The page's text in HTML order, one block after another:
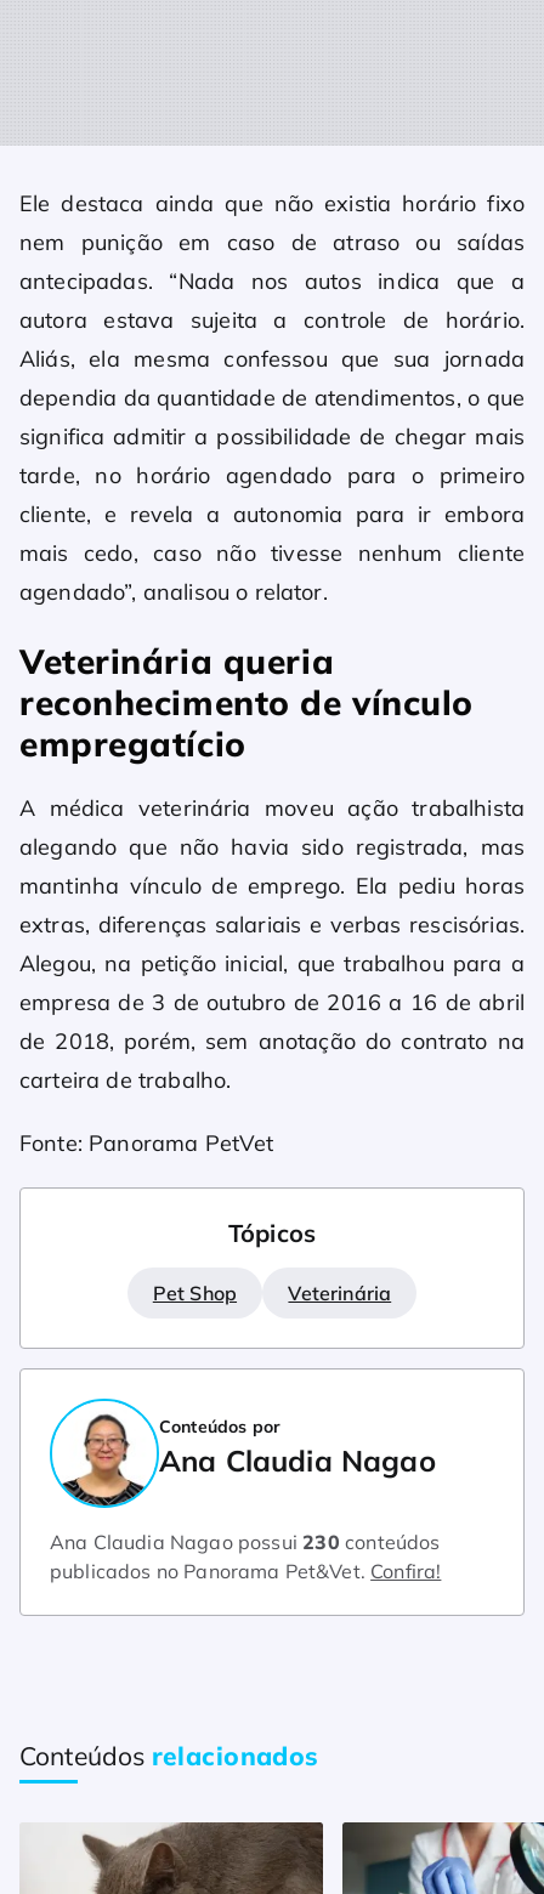
Ele destaca ainda que não existia horário fixo
nem punição em caso de atraso ou saídas
antecipadas. “Nada nos autos indica que a
autora estava sujeita a controle de horário.
Aliás, ela mesma confessou que sua jornada
dependia da quantidade de atendimentos, o que
significa admitir a possibilidade de chegar mais
tarde, no horário agendado para o primeiro
cliente, e revela a autonomia para ir embora
mais cedo, caso não tivesse nenhum cliente
agendado”, analisou o relator.
Veterinária queria
reconhecimento de vínculo
empregatício
A médica veterinária moveu ação trabalhista
alegando que não havia sido registrada, mas
mantinha vínculo de emprego. Ela pediu horas
extras, diferenças salariais e verbas rescisórias.
Alegou, na petição inicial, que trabalhou para a
empresa de 3 de outubro de 2016 a 16 de abril
de 2018, porém, sem anotação do contrato na
carteira de trabalho.
Fonte: Panorama PetVet
Tópicos
Pet Shop Veterinária
Conteúdos por
Ana Claudia Nagao
Ana Claudia Nagao possui 230 conteúdos
publicados no Panorama Pet&Vet. Confira!
Conteúdos relacionados